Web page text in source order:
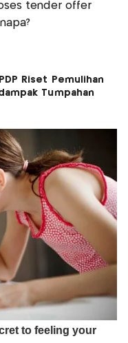
tender offer
Riset Pemulihan
Tumpahan